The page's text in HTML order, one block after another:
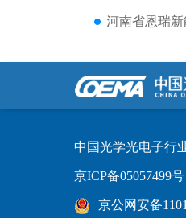
河南省恩瑞新
中国光学光电子行
京ICP备05057499号
京公网安备